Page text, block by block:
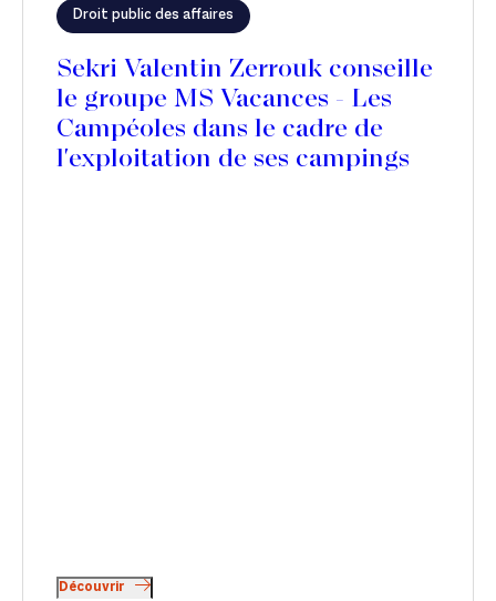
Droit public des affaires
Sekri Valentin Zerrouk conseille
le groupe MS Vacances - Les
Campéoles dans le cadre de
l'exploitation de ses campings
Découvrir